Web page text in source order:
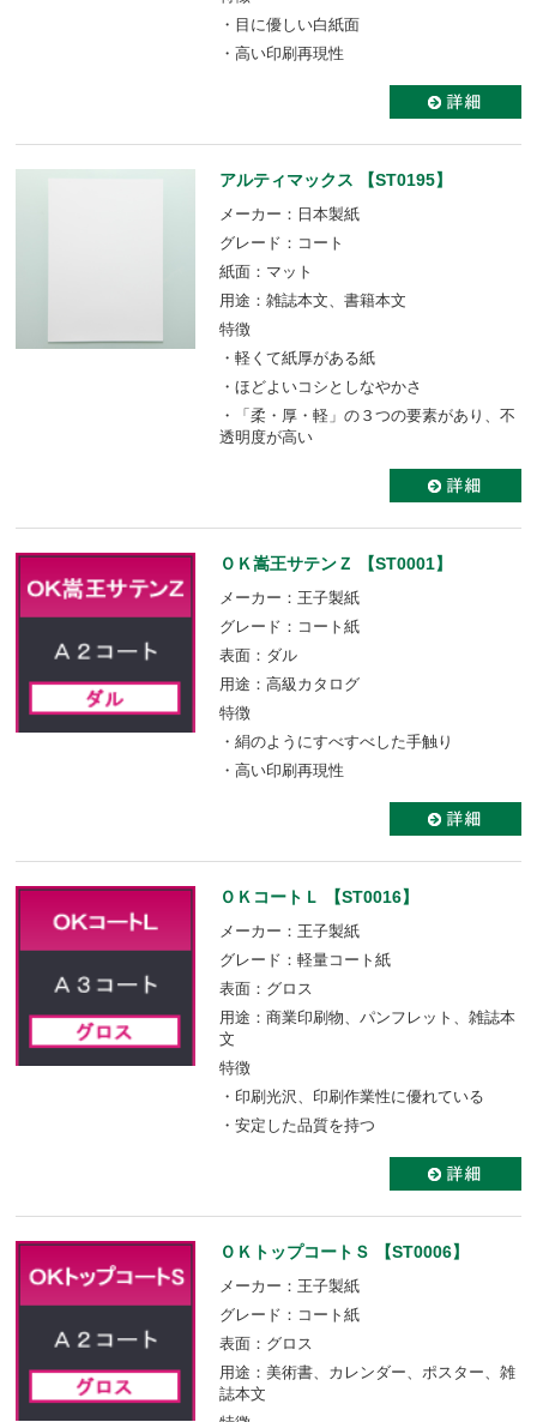
・目に優しい白紙面
・高い印刷再現性
アルティマックス 【ST0195】
メーカー：日本製紙
グレード：コート
紙面：マット
用途：雑誌本文、書籍本文
特徴
・軽くて紙厚がある紙
・ほどよいコシとしなやかさ
・「柔・厚・軽」の３つの要素があり、不
透明度が高い
ＯＫ嵩王サテンＺ 【ST0001】
メーカー：王子製紙
グレード：コート紙
表面：ダル
用途：高級カタログ
特徴
・絹のようにすべすべした手触り
・高い印刷再現性
ＯＫコートＬ 【ST0016】
メーカー：王子製紙
グレード：軽量コート紙
表面：グロス
用途：商業印刷物、パンフレット、雑誌本
文
特徴
・印刷光沢、印刷作業性に優れている
・安定した品質を持つ
ＯＫトップコートＳ 【ST0006】
メーカー：王子製紙
グレード：コート紙
表面：グロス
用途：美術書、カレンダー、ポスター、雑
誌本文